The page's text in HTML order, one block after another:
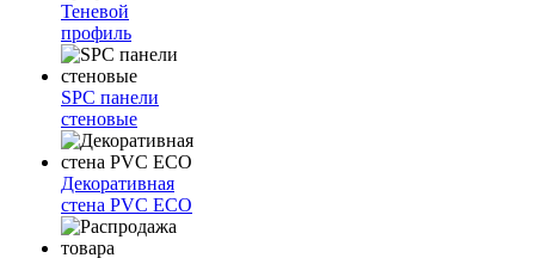
Теневой
профиль
SPC панели
стеновые
Декоративная
стена PVC ECO